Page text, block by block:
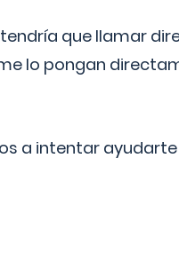
tendría que llamar
lo pongan
a intentar